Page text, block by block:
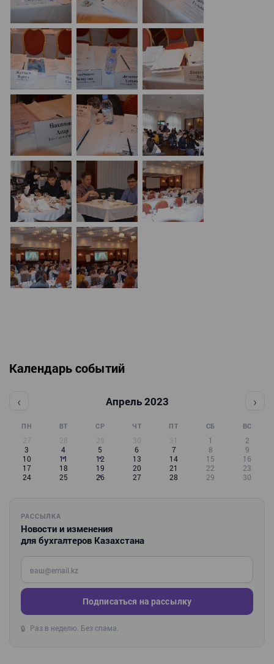
Календарь событий
‹ Апрель 2023 ›
ПН ВТ СР ЧТ ПТ СБ ВС
27 28 29 30 31 1
2
3
4 5 6 7 8
9
10
11 12 13 14 15
16
17
18 19 20 21 22
23
24
25 26 27 28 29 30
РАССЫЛКА
Новости и изменения
для бухгалтеров Казахстана
Введите ваш e-mail
Подписаться на рассылку
🔒 Раз в неделю. Без спама.